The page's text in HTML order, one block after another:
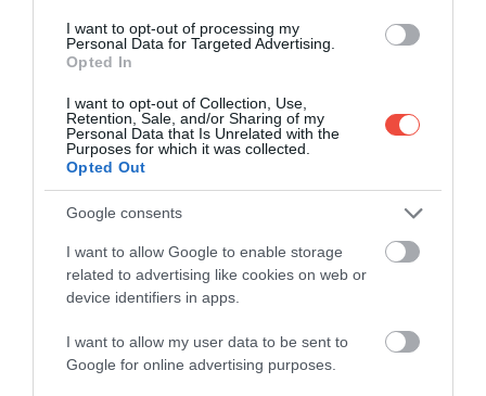
I want to opt-out of processing my
Personal Data for Targeted Advertising.
Opted In
I want to opt-out of Collection, Use,
Retention, Sale, and/or Sharing of my
Personal Data that Is Unrelated with the
Purposes for which it was collected.
Opted Out
Google consents
I want to allow Google to enable storage
related to advertising like cookies on web or
device identifiers in apps.
I want to allow my user data to be sent to
Google for online advertising purposes.
Podul folosește piloni cu o singură coloană, fixați în
fundul mării, pentru a reduce influența asupra
curenților și pentru a limita impactul asupra
speciilor locale, inclusiv asupra delfinului alb
susținute prin cabluri,
fiecare având un design
propriu al turnurilor.Aceste forme au fost gândite
pentru a oferi întregii traversări o imagine coerentă,
dar nu monotonă, mai ales că este vizibilă de pe
uscat, de pe mare și din aer. Podul Jiuzhou și-a
păstrat turnurile inspirate de forma velierelor, chiar și